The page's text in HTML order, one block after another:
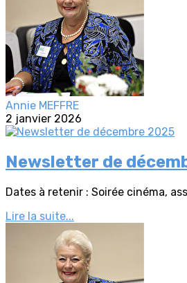
Annie MEFFRE
2 janvier 2026
Newsletter de
Dates à retenir : Soirée cinéma,
Lire la suite...